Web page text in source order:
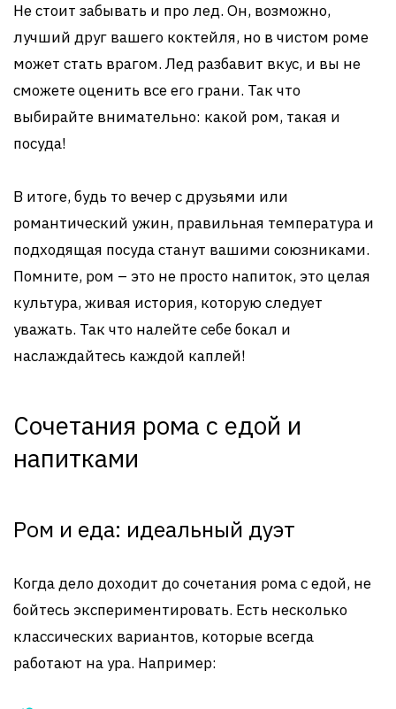
Не стоит забывать и про лед. Он, возможно,
лучший друг вашего коктейля, но в чистом роме
может стать врагом. Лед разбавит вкус, и вы не
сможете оценить все его грани. Так что
выбирайте внимательно: какой ром, такая и
посуда!
В итоге, будь то вечер с друзьями или
романтический ужин, правильная температура и
подходящая посуда станут вашими союзниками.
Помните, ром – это не просто напиток, это целая
культура, живая история, которую следует
уважать. Так что налейте себе бокал и
наслаждайтесь каждой каплей!
Сочетания рома с едой и
напитками
Ром и еда: идеальный дуэт
Когда дело доходит до сочетания рома с едой, не
бойтесь экспериментировать. Есть несколько
классических вариантов, которые всегда
работают на ура. Например: